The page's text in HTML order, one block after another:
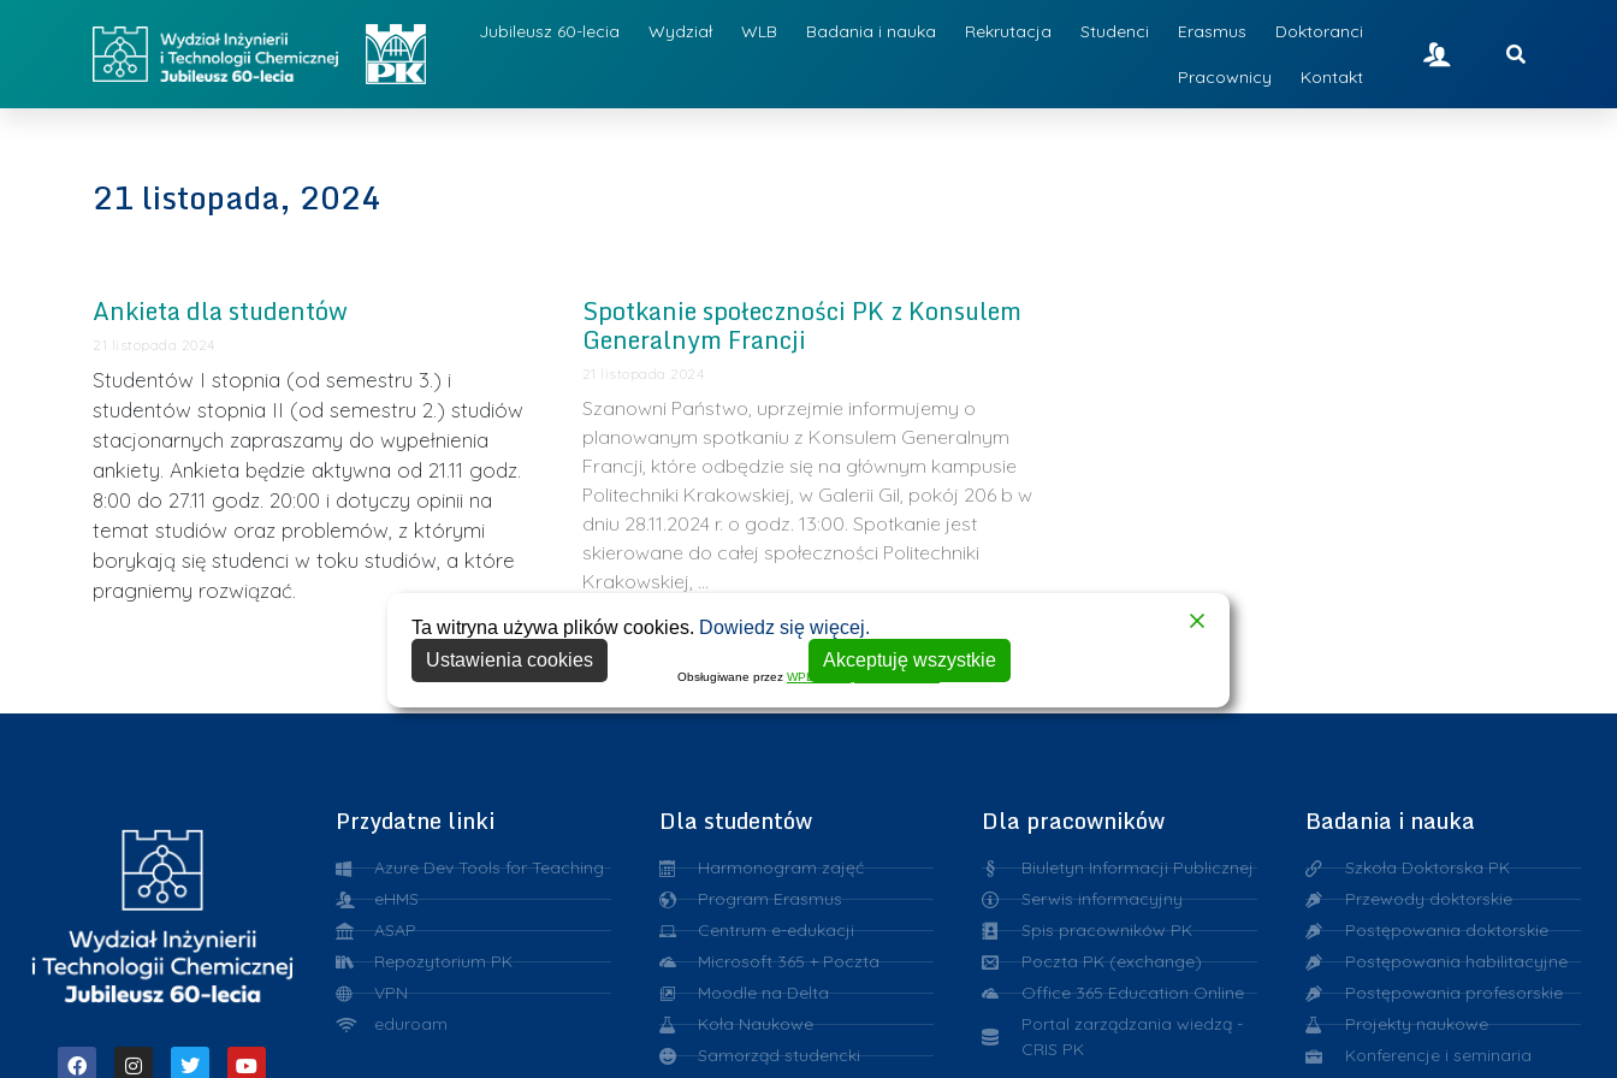
Jubileusz 60-lecia Wydział WLB Badania i nauka Rekrutacja Studenci Erasmus Doktoranci
Pracownicy Kontakt
21 listopada, 2024
Ankieta dla studentów
21 listopada 2024
Studentów I stopnia (od semestru 3.) i
studentów stopnia II (od semestru 2.) studiów
stacjonarnych zapraszamy do wypełnienia
ankiety. Ankieta będzie aktywna od 21.11 godz.
8:00 do 27.11 godz. 20:00 i dotyczy opinii na
temat studiów oraz problemów, z którymi
borykają się studenci w toku studiów, a które
pragniemy rozwiązać.
Spotkanie społeczności PK z Konsulem
Generalnym Francji
21 listopada 2024
Szanowni Państwo, uprzejmie informujemy o
planowanym spotkaniu z Konsulem Generalnym
Francji, które odbędzie się na głównym kampusie
Politechniki Krakowskiej, w Galerii Gil, pokój 206 b w
dniu 28.11.2024 r. o godz. 13:00. Spotkanie jest
skierowane do całej społeczności Politechniki
Krakowskiej, …
Przydatne linki
Azure Dev Tools for Teaching
eHMS
ASAP
Repozytorium PK
VPN
eduroam
Dla studentów
Harmonogram zajęć
Program Erasmus
Centrum e-edukacji
Microsoft 365 + Poczta
Moodle na Delta
Koła Naukowe
Samorząd studencki
Dla pracowników
Biuletyn Informacji Publicznej
Serwis informacyjny
Spis pracowników PK
Poczta PK (exchange)
Office 365 Education Online
Portal zarządzania wiedzą -
CRIS PK
Badania i nauka
Szkoła Doktorska PK
Przewody doktorskie
Postępowania doktorskie
Postępowania habilitacyjne
Postępowania profesorskie
Projekty naukowe
Konferencje i seminaria
Ta witryna używa plików cookies. Dowiedz się więcej.
Ustawienia cookies
Akceptuję wszystkie
Obsługiwane przez WPLP Compliance Platform